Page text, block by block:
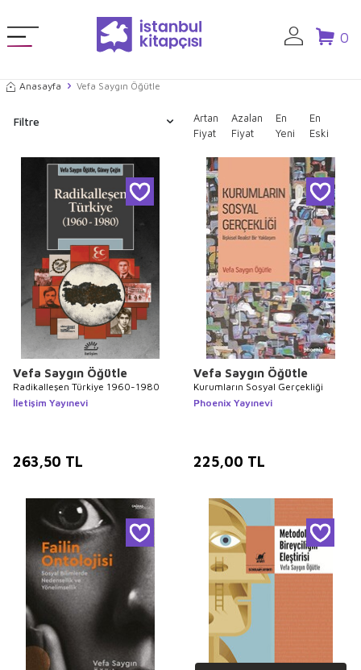
0
Anasayfa Vefa Saygın Öğütle
Filtre
Artan
Fiyat
Azalan
Fiyat
En
Yeni
En
Eski
Vefa Saygın Öğütle
Radikalleşen Türkiye 1960-1980
İletişim Yayınevi
263,50 TL
Vefa Saygın Öğütle
Kurumların Sosyal Gerçekliği
Phoenix Yayınevi
225,00 TL